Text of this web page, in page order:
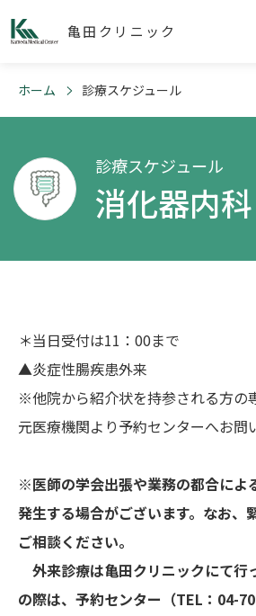
亀田クリニック
ホーム 診療スケジュール
診療スケジュール
消化器内科
＊当日受付は11：00まで
▲炎症性腸疾患外来
※他院から紹介状を持参される方の
元医療機関より予約センターへお問
※医師の学会出張や業務の都合によ
発生する場合がございます。なお、
ご相談ください。
外来診療は亀田クリニックにて行
の際は、予約センター（TEL：04-